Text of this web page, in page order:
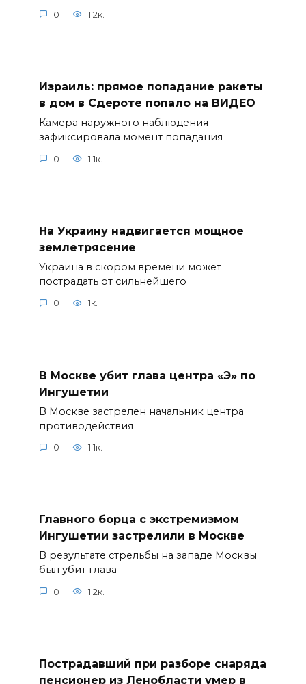
0 1.2к.
Израиль: прямое попадание ракеты
в дом в Сдероте попало на ВИДЕО
Камера наружного наблюдения
зафиксировала момент попадания
0 1.1к.
На Украину надвигается мощное
землетрясение
Украина в скором времени может
пострадать от сильнейшего
0 1к.
В Москве убит глава центра «Э» по
Ингушетии
В Москве застрелен начальник центра
противодействия
0 1.1к.
Главного борца с экстремизмом
Ингушетии застрелили в Москве
В результате стрельбы на западе Москвы
был убит глава
0 1.2к.
Пострадавший при разборе снаряда
пенсионер из Ленобласти умер в